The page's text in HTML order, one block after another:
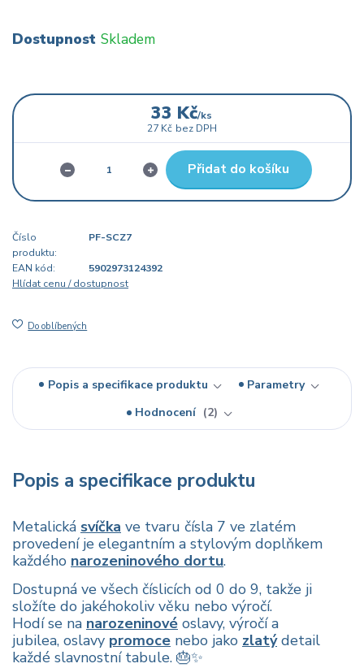
Dostupnost Skladem
33 Kč/ks
27 Kč bez DPH
Přidat do košíku
Číslo
produktu:
PF-SCZ7
EAN kód:
5902973124392
Hlídat cenu / dostupnost
Do oblíbených
Popis a specifikace produktu
Parametry
Hodnocení
2
Popis a specifikace produktu
Metalická svíčka ve tvaru čísla 7 ve zlatém
provedení je elegantním a stylovým doplňkem
každého narozeninového dortu.
Dostupná ve všech číslicích od 0 do 9, takže ji
složíte do jakéhokoliv věku nebo výročí.
Hodí se na narozeninové oslavy, výročí a
jubilea, oslavy promoce nebo jako zlatýdetail
každé slavnostní tabule. 🎂✨